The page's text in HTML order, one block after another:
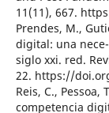
11(11), 667.
Prendes, M.,
digital: una
siglo xxi. red.
22. https://
Reis, C.,
competencia